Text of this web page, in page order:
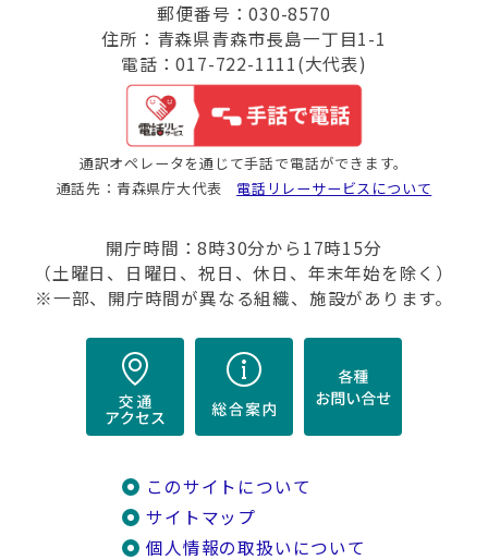
郵便番号：030-8570
住所：青森県青森市長島一丁目1-1
電話：017-722-1111(大代表)
通訳オペレータを通じて手話で電話ができます。
通話先：青森県庁大代表 電話リレーサービスについて
開庁時間：8時30分から17時15分
（土曜日、日曜日、祝日、休日、年末年始を除く）
※一部、開庁時間が異なる組織、施設があります。
このサイトについて
サイトマップ
個人情報の取扱いについて